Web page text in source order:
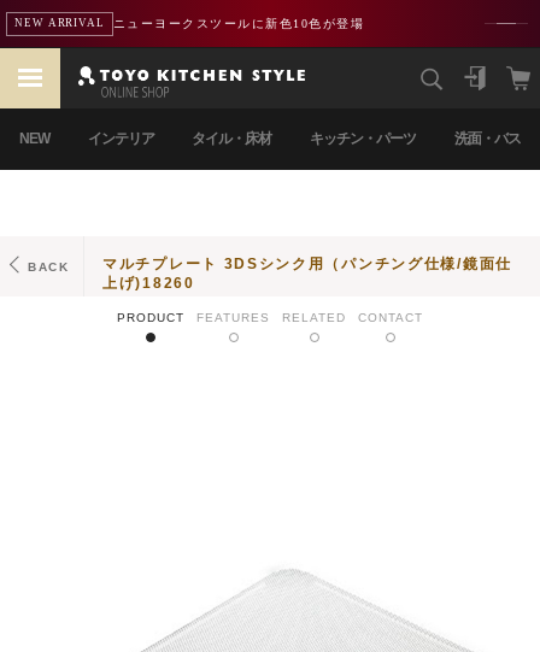
NEW ARRIVAL ニューヨークスツールに新色10色が登場
NEW インテリア タイル・床材 キッチン・パーツ 洗面・バス
BACK
マルチプレート 3DSシンク用（パンチング仕様/鏡面仕
上げ)18260
PRODUCT FEATURES RELATED CONTACT